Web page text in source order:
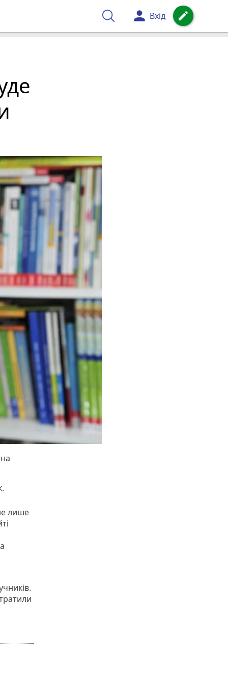
person Вхід create
лише